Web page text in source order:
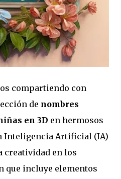
compartiendo con
de nombres
en 3D en hermosos
Inteligencia Artificial (IA)
creatividad en los
que incluye elementos